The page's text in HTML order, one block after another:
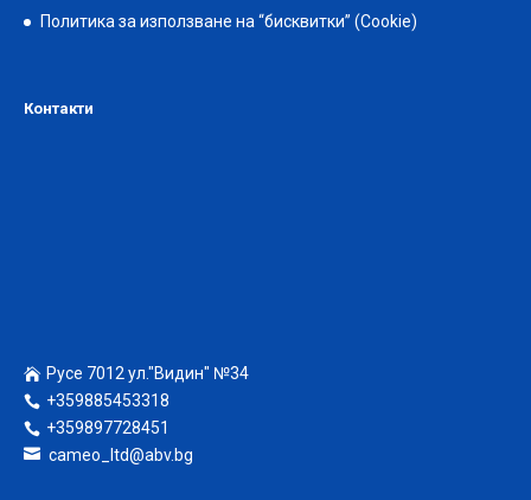
Политика за използване на “бисквитки” (Cookie)
Контакти
Русе 7012 ул."Видин" №34
+359885453318
+359897728451
cameo_ltd@abv.bg